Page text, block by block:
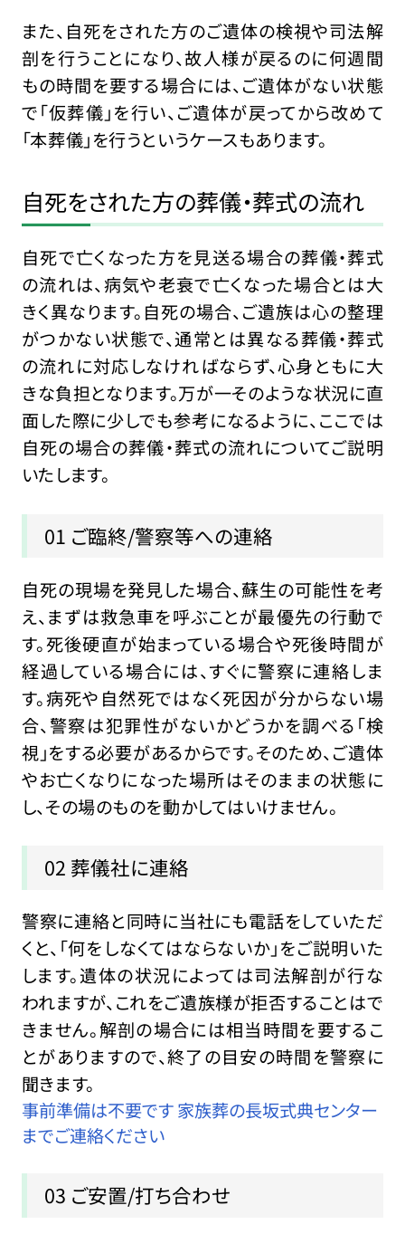
また、自死をされた方のご遺体の検視や司法解
剖を行うことになり、故人様が戻るのに何週間
もの時間を要する場合には、ご遺体がない状態
で「仮葬儀」を行い、ご遺体が戻ってから改めて
「本葬儀」を行うというケースもあります。
自死をされた方の葬儀・葬式の流れ
自死で亡くなった方を見送る場合の葬儀・葬式
の流れは、病気や老衰で亡くなった場合とは大
きく異なります。自死の場合、ご遺族は心の整理
がつかない状態で、通常とは異なる葬儀・葬式
の流れに対応しなければならず、心身ともに大
きな負担となります。万が一そのような状況に直
面した際に少しでも参考になるように、ここでは
自死の場合の葬儀・葬式の流れについてご説明
いたします。
01 ご臨終/警察等への連絡
自死の現場を発見した場合、蘇生の可能性を考
え、まずは救急車を呼ぶことが最優先の行動で
す。死後硬直が始まっている場合や死後時間が
経過している場合には、すぐに警察に連絡しま
す。病死や自然死ではなく死因が分からない場
合、警察は犯罪性がないかどうかを調べる「検
視」をする必要があるからです。そのため、ご遺体
やお亡くなりになった場所はそのままの状態に
し、その場のものを動かしてはいけません。
02 葬儀社に連絡
警察に連絡と同時に当社にも電話をしていただ
くと、「何をしなくてはならないか」をご説明いた
します。遺体の状況によっては司法解剖が行な
われますが、これをご遺族様が拒否することはで
きません。解剖の場合には相当時間を要するこ
とがありますので、終了の目安の時間を警察に
聞きます。
事前準備は不要です 家族葬の長坂式典センター
までご連絡ください
03 ご安置/打ち合わせ